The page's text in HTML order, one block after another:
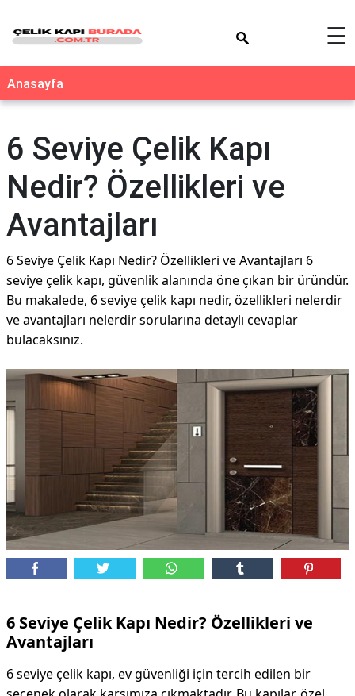
☰
Anasayfa
6 Seviye Çelik Kapı
Nedir? Özellikleri ve
Avantajları
6 Seviye Çelik Kapı Nedir? Özellikleri ve Avantajları 6
seviye çelik kapı, güvenlik alanında öne çıkan bir üründür.
Bu makalede, 6 seviye çelik kapı nedir, özellikleri nelerdir
ve avantajları nelerdir sorularına detaylı cevaplar
bulacaksınız.
6 Seviye Çelik Kapı Nedir? Özellikleri ve
Avantajları
6 seviye çelik kapı, ev güvenliği için tercih edilen bir